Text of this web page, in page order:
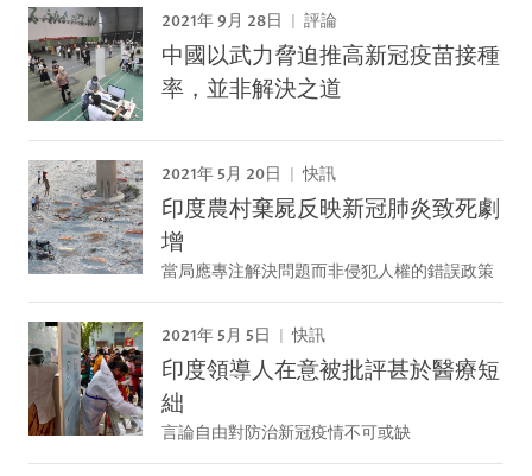
2021年 9月 28日 評論
中國以武力脅迫推高新冠疫苗接種
率，並非解決之道
2021年 5月 20日 快訊
印度農村棄屍反映新冠肺炎致死劇
增
當局應專注解決問題而非侵犯人權的錯誤政策
2021年 5月 5日 快訊
印度領導人在意被批評甚於醫療短
絀
言論自由對防治新冠疫情不可或缺